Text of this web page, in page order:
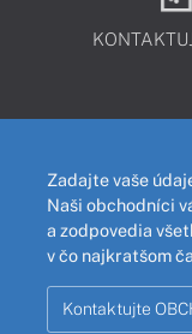
Zadajte vaše
Naši obchodníci
a zodpovedia
v čo najkratšom
Kontaktujte